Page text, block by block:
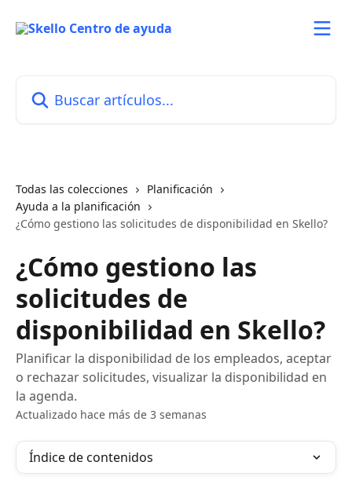
Todas las colecciones
Planificación
Ayuda a la planificación
¿Cómo gestiono las solicitudes de disponibilidad en Skello?
¿Cómo gestiono las
solicitudes de
disponibilidad en Skello?
Planificar la disponibilidad de los empleados, aceptar
o rechazar solicitudes, visualizar la disponibilidad en
la agenda.
Actualizado hace más de 3 semanas
Índice de contenidos